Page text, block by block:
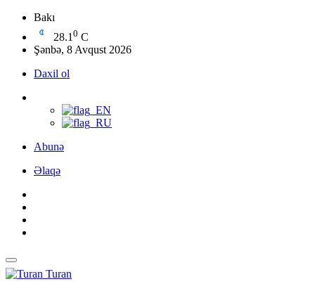
Bakı
28.1 0 C
Şənbə, 8 Avqust 2026
Daxil ol
Abunə
Əlaqə
Turan